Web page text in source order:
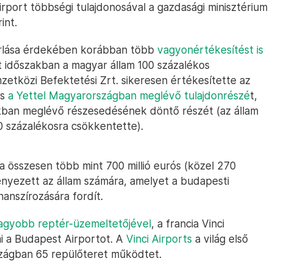
többségi tulajdonosával a gazdasági minisztérium
érdekében korábban több vagyonértékesítést is
időszakban a magyar állam 100 százalékos
Befektetési Zrt. sikeresen értékesítette az
a Yettel Magyarországban meglévő tulajdonrészét,
meglévő részesedésének döntő részét (az állam
százalékosra csökkentette).
összesen több mint 700 millió eurós (közel 270
az állam számára, amelyet a budapesti
fordít.
reptér-üzemeltetőjével, a francia Vinci
a Budapest Airportot. A Vinci Airports a világ első
65 repülőteret működtet.